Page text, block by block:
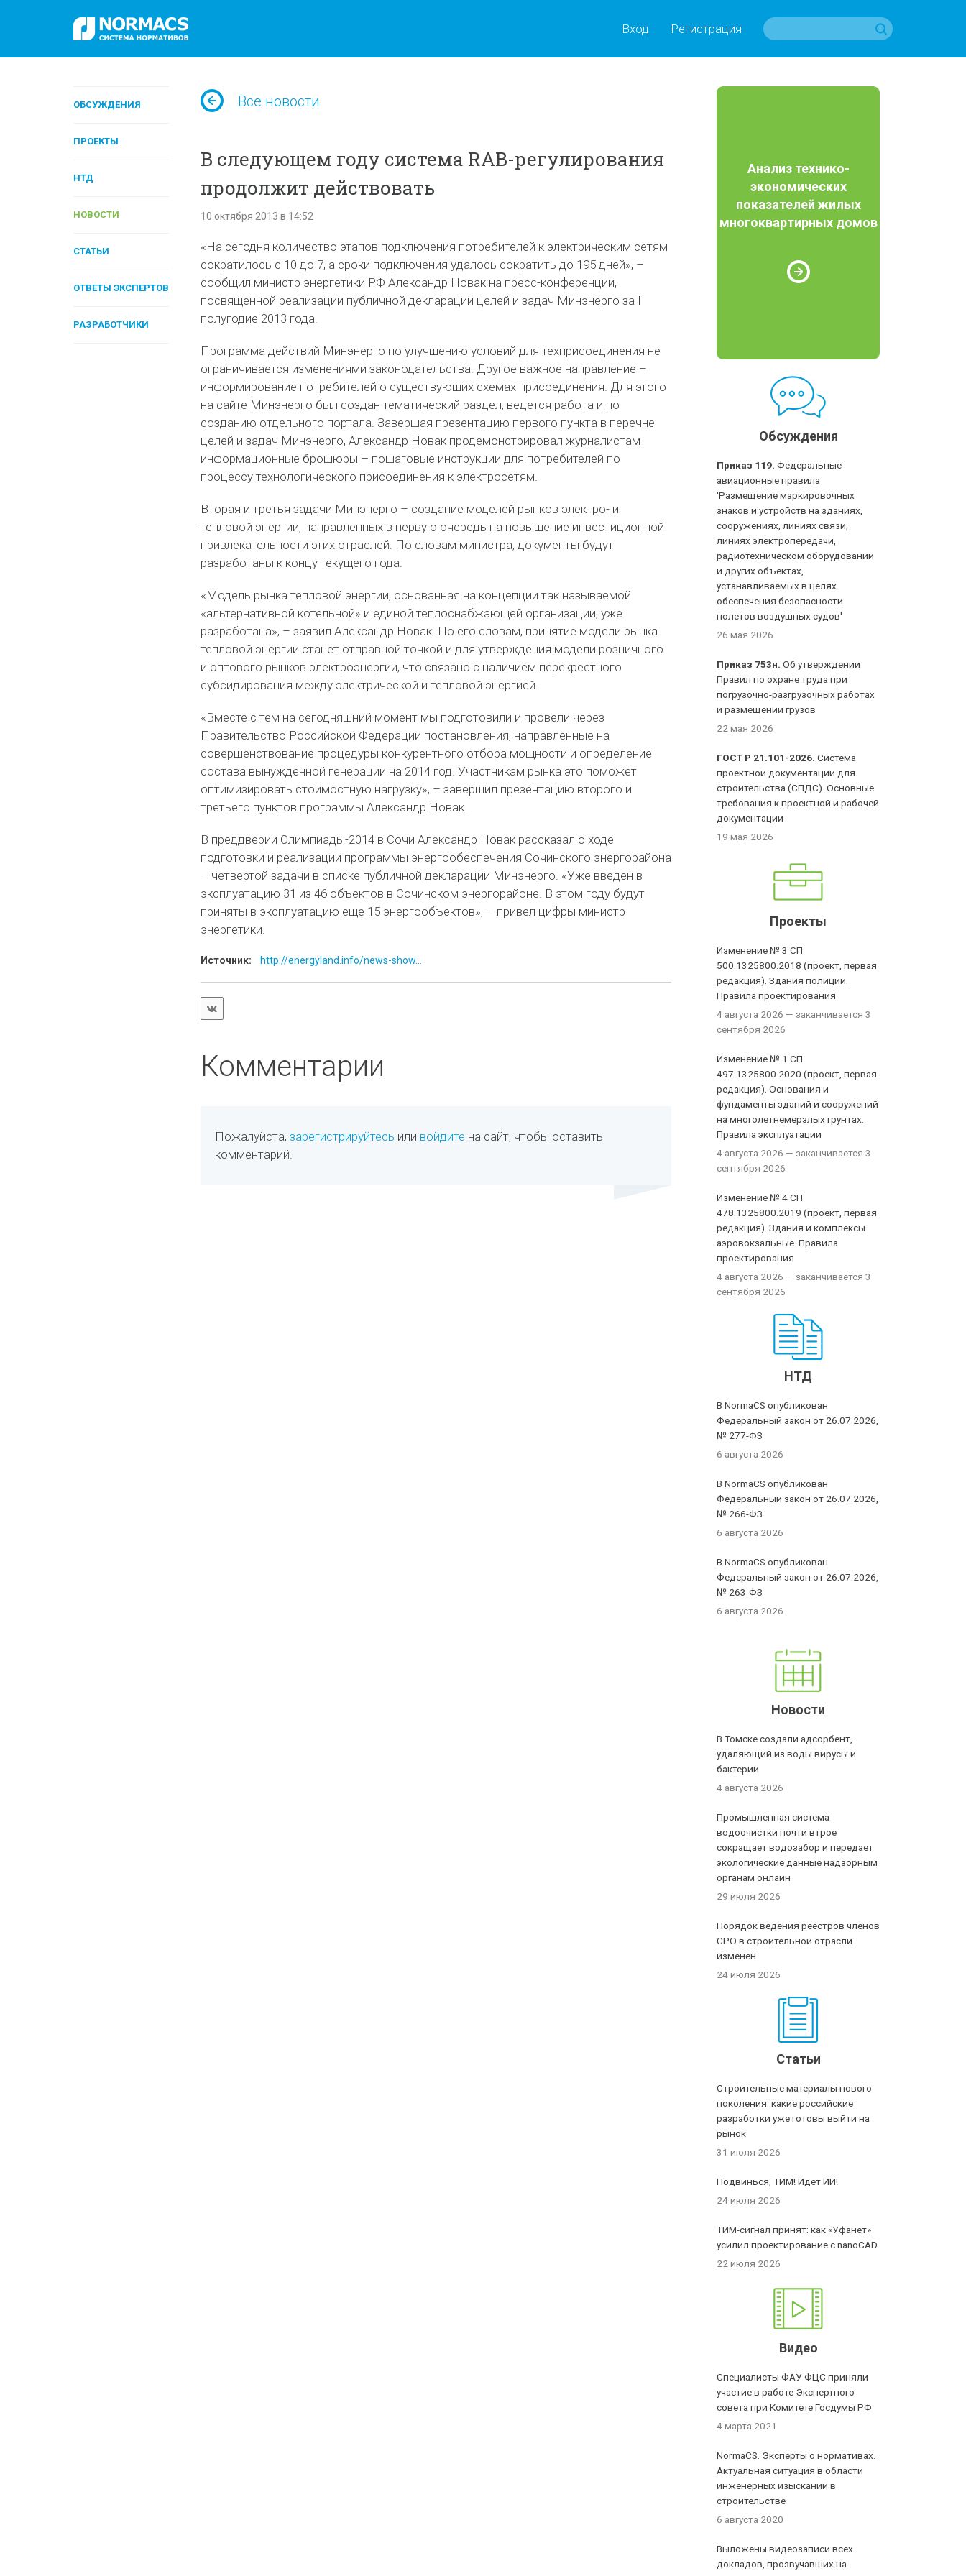
Вход Регистрация
ОБСУЖДЕНИЯ
ПРОЕКТЫ
НТД
НОВОСТИ
СТАТЬИ
ОТВЕТЫ ЭКСПЕРТОВ
РАЗРАБОТЧИКИ
Все новости
В следующем году система RAB-регулирования
продолжит действовать
10 октября 2013 в 14:52
«На сегодня количество этапов подключения потребителей к электрическим сетям
сократилось с 10 до 7, а сроки подключения удалось сократить до 195 дней», –
сообщил министр энергетики РФ Александр Новак на пресс-конференции,
посвященной реализации публичной декларации целей и задач Минэнерго за I
полугодие 2013 года.
Программа действий Минэнерго по улучшению условий для техприсоединения не
ограничивается изменениями законодательства. Другое важное направление –
информирование потребителей о существующих схемах присоединения. Для этого
на сайте Минэнерго был создан тематический раздел, ведется работа и по
созданию отдельного портала. Завершая презентацию первого пункта в перечне
целей и задач Минэнерго, Александр Новак продемонстрировал журналистам
информационные брошюры – пошаговые инструкции для потребителей по
процессу технологического присоединения к электросетям.
Вторая и третья задачи Минэнерго – создание моделей рынков электро- и
тепловой энергии, направленных в первую очередь на повышение инвестиционной
привлекательности этих отраслей. По словам министра, документы будут
разработаны к концу текущего года.
«Модель рынка тепловой энергии, основанная на концепции так называемой
«альтернативной котельной» и единой теплоснабжающей организации, уже
разработана», – заявил Александр Новак. По его словам, принятие модели рынка
тепловой энергии станет отправной точкой и для утверждения модели розничного
и оптового рынков электроэнергии, что связано с наличием перекрестного
субсидирования между электрической и тепловой энергией.
«Вместе с тем на сегодняшний момент мы подготовили и провели через
Правительство Российской Федерации постановления, направленные на
совершенствование процедуры конкурентного отбора мощности и определение
состава вынужденной генерации на 2014 год. Участникам рынка это поможет
оптимизировать стоимостную нагрузку», – завершил презентацию второго и
третьего пунктов программы Александр Новак.
В преддверии Олимпиады-2014 в Сочи Александр Новак рассказал о ходе
подготовки и реализации программы энергообеспечения Сочинского энергорайона
– четвертой задачи в списке публичной декларации Минэнерго. «Уже введен в
эксплуатацию 31 из 46 объектов в Сочинском энергорайоне. В этом году будут
приняты в эксплуатацию еще 15 энергообъектов», – привел цифры министр
энергетики.
Источник: http://energyland.info/news-show...
Комментарии
Пожалуйста, зарегистрируйтесь или войдите на сайт, чтобы оставить
комментарий.
Анализ технико-
экономических
показателей жилых
многоквартирных домов
Обсуждения
Приказ 119. Федеральные
авиационные правила
'Размещение маркировочных
знаков и устройств на зданиях,
сооружениях, линиях связи,
линиях электропередачи,
радиотехническом оборудовании
и других объектах,
устанавливаемых в целях
обеспечения безопасности
полетов воздушных судов'
26 мая 2026
Приказ 753н. Об утверждении
Правил по охране труда при
погрузочно-разгрузочных работах
и размещении грузов
22 мая 2026
ГОСТ Р 21.101-2026. Система
проектной документации для
строительства (СПДС). Основные
требования к проектной и рабочей
документации
19 мая 2026
Проекты
Изменение № 3 СП
500.1325800.2018 (проект, первая
редакция). Здания полиции.
Правила проектирования
4 августа 2026 — заканчивается 3
сентября 2026
Изменение № 1 СП
497.1325800.2020 (проект, первая
редакция). Основания и
фундаменты зданий и сооружений
на многолетнемерзлых грунтах.
Правила эксплуатации
4 августа 2026 — заканчивается 3
сентября 2026
Изменение № 4 СП
478.1325800.2019 (проект, первая
редакция). Здания и комплексы
аэровокзальные. Правила
проектирования
4 августа 2026 — заканчивается 3
сентября 2026
НТД
В NormaCS опубликован
Федеральный закон от 26.07.2026,
№ 277-ФЗ
6 августа 2026
В NormaCS опубликован
Федеральный закон от 26.07.2026,
№ 266-ФЗ
6 августа 2026
В NormaCS опубликован
Федеральный закон от 26.07.2026,
№ 263-ФЗ
6 августа 2026
Новости
В Томске создали адсорбент,
удаляющий из воды вирусы и
бактерии
4 августа 2026
Промышленная система
водоочистки почти втрое
сокращает водозабор и передает
экологические данные надзорным
органам онлайн
29 июля 2026
Порядок ведения реестров членов
СРО в строительной отрасли
изменен
24 июля 2026
Статьи
Строительные материалы нового
поколения: какие российские
разработки уже готовы выйти на
рынок
31 июля 2026
Подвинься, ТИМ! Идет ИИ!
24 июля 2026
ТИМ-сигнал принят: как «Уфанет»
усилил проектирование с nanoCAD
22 июля 2026
Видео
Специалисты ФАУ ФЦС приняли
участие в работе Экспертного
совета при Комитете Госдумы РФ
4 марта 2021
NormaCS. Эксперты о нормативах.
Актуальная ситуация в области
инженерных изысканий в
строительстве
6 августа 2020
Выложены видеозаписи всех
докладов, прозвучавших на